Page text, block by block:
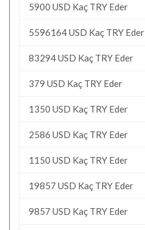
5900 USD Kaç TRY Eder
5596164 USD Kaç TRY Eder
83294 USD Kaç TRY Eder
379 USD Kaç TRY Eder
1350 USD Kaç TRY Eder
2586 USD Kaç TRY Eder
1150 USD Kaç TRY Eder
19857 USD Kaç TRY Eder
9857 USD Kaç TRY Eder